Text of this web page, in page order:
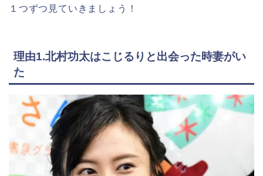
１つずつ見ていきましょう！
理由1.北村功太はこじるりと出会った時妻がい
た